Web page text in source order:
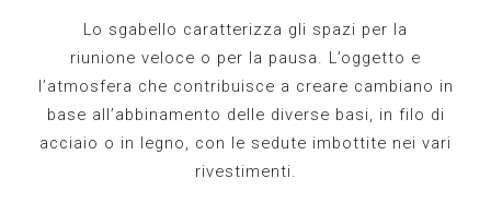
Lo sgabello caratterizza gli spazi per la
riunione veloce o per la pausa. L’oggetto e
l’atmosfera che contribuisce a creare cambiano in
base all’abbinamento delle diverse basi, in filo di
acciaio o in legno, con le sedute imbottite nei vari
rivestimenti.